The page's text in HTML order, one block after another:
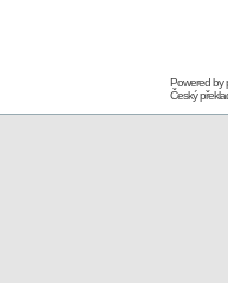
Powered by
Český